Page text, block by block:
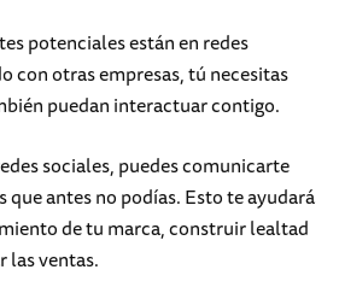
potenciales están en redes
con otras empresas, tú necesitas
puedan interactuar contigo.
sociales, puedes comunicarte
que antes no podías. Esto te ayudará
de tu marca, construir lealtad
las ventas.